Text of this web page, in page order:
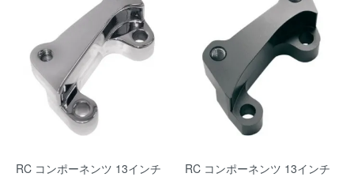
RC コンポーネンツ 13インチ
RC コンポーネンツ 13インチ